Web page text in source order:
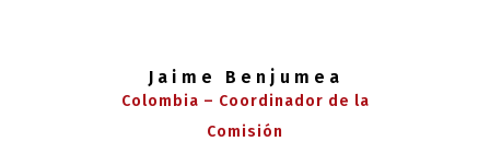
Jaime Benjumea
Colombia – Coordinador de la
Comisión